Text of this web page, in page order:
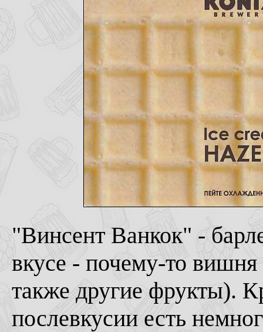
"Винсент Ванкок" -
вкусе - почему-то
также другие фрукты).
послевкусии есть